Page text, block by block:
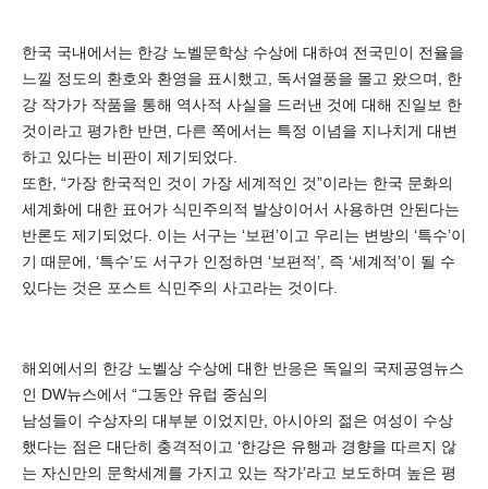
한국 국내에서는 한강 노벨문학상 수상에 대하여 전국민이 전율을
느낄 정도의 환호와 환영을 표시했고, 독서열풍을 몰고 왔으며, 한
강 작가가 작품을 통해 역사적 사실을 드러낸 것에 대해 진일보 한
것이라고 평가한 반면, 다른 쪽에서는 특정 이념을 지나치게 대변
하고 있다는 비판이 제기되었다.
또한, “가장 한국적인 것이 가장 세계적인 것”이라는 한국 문화의
세계화에 대한 표어가 식민주의적 발상이어서 사용하면 안된다는
반론도 제기되었다. 이는 서구는 ‘보편’이고 우리는 변방의 ‘특수’이
기 때문에, ‘특수’도 서구가 인정하면 ‘보편적’, 즉 ‘세계적’이 될 수
있다는 것은 포스트 식민주의 사고라는 것이다.
해외에서의 한강 노벨상 수상에 대한 반응은 독일의 국제공영뉴스
인 DW뉴스에서 “그동안 유럽 중심의
남성들이 수상자의 대부분 이었지만, 아시아의 젊은 여성이 수상
했다는 점은 대단히 충격적이고 ‘한강은 유행과 경향을 따르지 않
는 자신만의 문학세계를 가지고 있는 작가’라고 보도하며 높은 평